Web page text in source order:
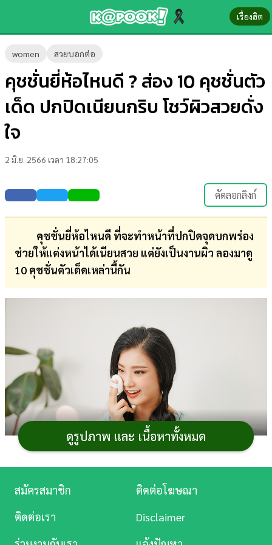
เรื่องฮิต
women สวยบอกต่อ
คุชชั่นยี่ห้อไหนดี ? ส่อง 10 คุชชั่นตัว
เด็ด ปกปิดเนียนกริบ โชว์ผิวสวยดั่ง
ใจ
2 มิ.ย. 2566 เวลา 18:27:05
คัดลอกลิงก์
คุชชั่นยี่ห้อไหนดี ที่จะทำหน้าที่ปกปิดจุดบกพร่อง
ช่วยให้แต่งหน้าได้เนียนสวย แต่ยังเป็นงานผิว ลองมาดู
10 คุชชั่นตัวเด็ดเหล่านี้กัน
ยุคนี้การแต่งหน้า
เป็นเรื่องสำคัญที่จะทำให้ใบหน้าดูดี
แต่จะแต่งหน้าให้สวยทั้งที
เครื่องสำอาง
ดูรูปภาพ และ เนื้อหาทั้งหมด
ข่าว-
ความ
รู้
บันเทิง
ตรวจ
หวย
บอล
สด
ศึกษา
บันเทิง
ดู
หนัง
สมัครสมาชิก
ติดต่อโฆษณา
ติดต่อเรา
Disclaimer